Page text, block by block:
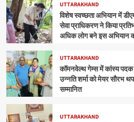
UTTARAKHAND
विशेष स्वच्छता अभियान में
सेवा प्राधिकरण ने किया
अधिक लोग बने इस अभियान
UTTARAKHAND
कॉमनवेल्थ गेम्स में कांस्य पदक
उन्नति शर्मा को मेयर सौरभ
सम्मानित
UTTARAKHAND